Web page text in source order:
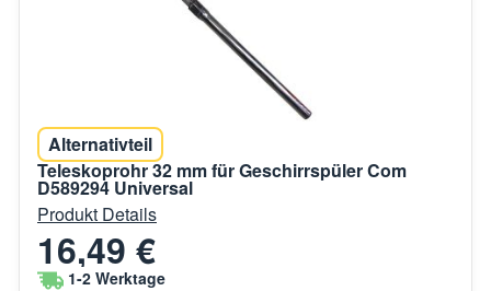
Alternativteil
Teleskoprohr 32 mm für Geschirrspüler Com
D589294 Universal
Produkt Details
16,49 €
1-2 Werktage